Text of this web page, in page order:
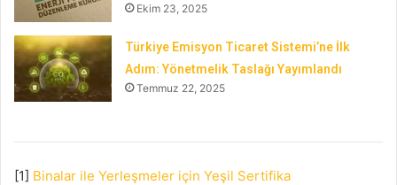
Ekim 23, 2025
Türkiye Emisyon Ticaret Sistemi’ne İlk
Adım: Yönetmelik Taslağı Yayımlandı
Temmuz 22, 2025
[1] Binalar ile Yerleşmeler için Yeşil Sertifika